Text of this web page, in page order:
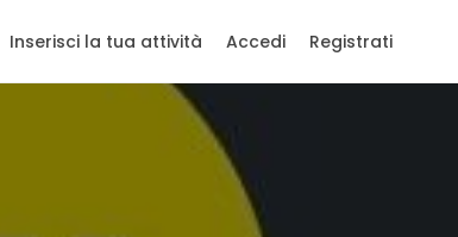
Inserisci la tua attività Accedi Registrati